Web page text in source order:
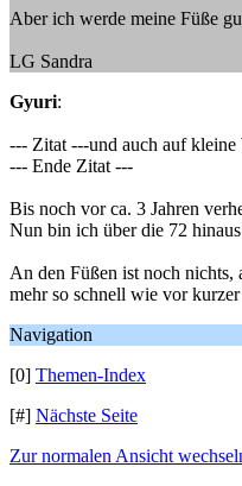
Aber ich werde meine Füße
LG Sandra
Gyuri:
--- Zitat ---und auch auf kleine
--- Ende Zitat ---
Bis noch vor ca. 3 Jahren
Nun bin ich über die 72
An den Füßen ist noch nichts,
mehr so schnell wie vor
Navigation
[0] Themen-Index
[#] Nächste Seite
Zur normalen Ansicht